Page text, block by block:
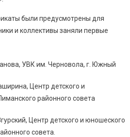
были предусмотрены для
и коллективы заняли первые
УВК им. Черновола, г. Южный
Центр детского и
районного совета
Центр детского и юношеского
совета.